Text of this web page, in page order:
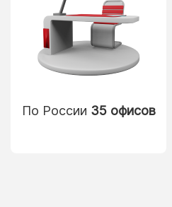
По России 35 офисов